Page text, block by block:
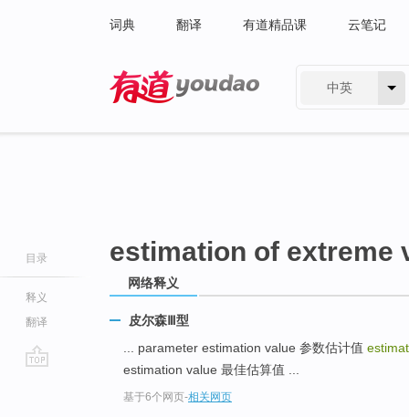
词典 翻译 有道精品课 云笔记
中英
目录
释义
翻译
estimation of extreme
网络释义
皮尔森Ⅲ型
... parameter estimation value 参数估计值
estimation value 最佳估算值 ...
基于6个网页-相关网页